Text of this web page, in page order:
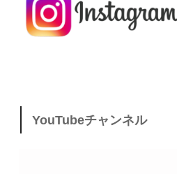
YouTubeチャンネル